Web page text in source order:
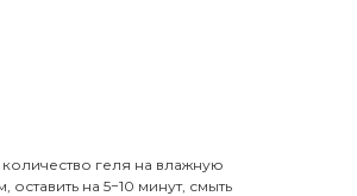
геля на влажную
на 5−10 минут, смыть